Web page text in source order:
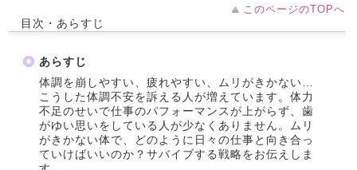
このページのTOPへ
目次・あらすじ
あらすじ
体調を崩しやすい、疲れやすい、ムリがきかない…
こうした体調不安を訴える人が増えています。体力
不足のせいで仕事のパフォーマンスが上がらず、歯
がゆい思いをしている人が少なくありません。ムリ
がきかない体で、どのように日々の仕事と向き合っ
ていけばいいのか？サバイブする戦略をお伝えしま